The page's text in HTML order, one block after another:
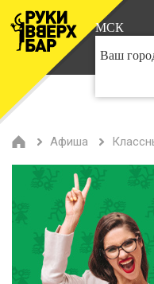
МСК
Ваш
Афиша